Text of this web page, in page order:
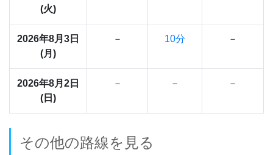
(火)
2026年8月3日
(月)
－ 10分 －
2026年8月2日
(日)
－ － －
その他の路線を見る